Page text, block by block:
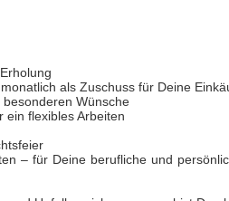
als Zuschuss für Deine
Wünsche
ein flexibles Arbeiten
– für Deine berufliche und